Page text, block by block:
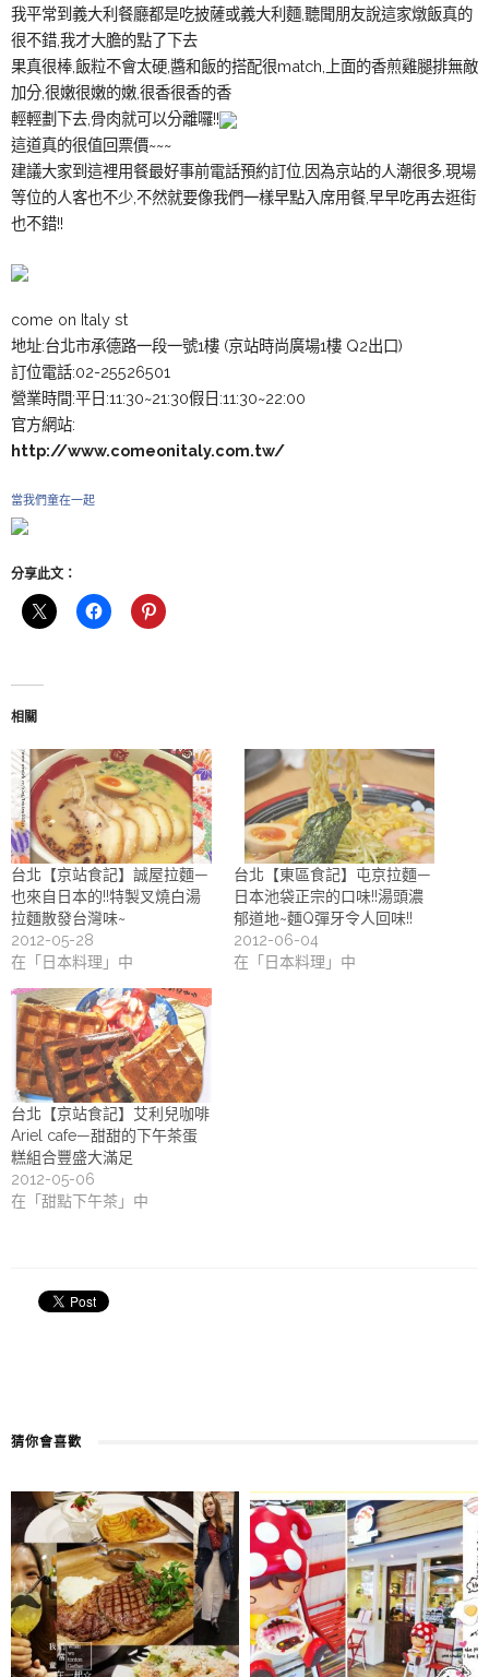
我平常到義大利餐廳都是吃披薩或義大利麵,聽聞朋友說這家燉飯真的
很不錯,我才大膽的點了下去
果真很棒,飯粒不會太硬,醬和飯的搭配很match,上面的香煎雞腿排無敵
加分,很嫩很嫩的嫩,很香很香的香
輕輕劃下去,骨肉就可以分離囉!!
這道真的很值回票價~~~
建議大家到這裡用餐最好事前電話預約訂位,因為京站的人潮很多,現場
等位的人客也不少,不然就要像我們一樣早點入席用餐,早早吃再去逛街
也不錯!!
come on Italy st
地址:台北市承德路一段一號1樓 (京站時尚廣場1樓 Q2出口)
訂位電話:02-25526501
營業時間:平日:11:30~21:30假日:11:30~22:00
官方網站:
http://www.comeonitaly.com.tw/
當我們童在一起
分享此文：
相關
台北【京站食記】誠屋拉麵—
也來自日本的!!特製叉燒白湯
拉麵散發台灣味~
2012-05-28
在「日本料理」中
台北【東區食記】屯京拉麵—
日本池袋正宗的口味!!湯頭濃
郁道地~麵Q彈牙令人回味!!
2012-06-04
在「日本料理」中
台北【京站食記】艾利兒咖啡
Ariel cafe—甜甜的下午茶蛋
糕組合豐盛大滿足
2012-05-06
在「甜點下午茶」中
猜你會喜歡